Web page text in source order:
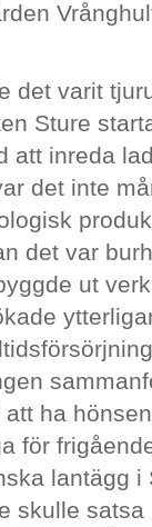
det varit
Sture
att inreda
det inte
det var
ut
ha
för
lantägg i
skulle